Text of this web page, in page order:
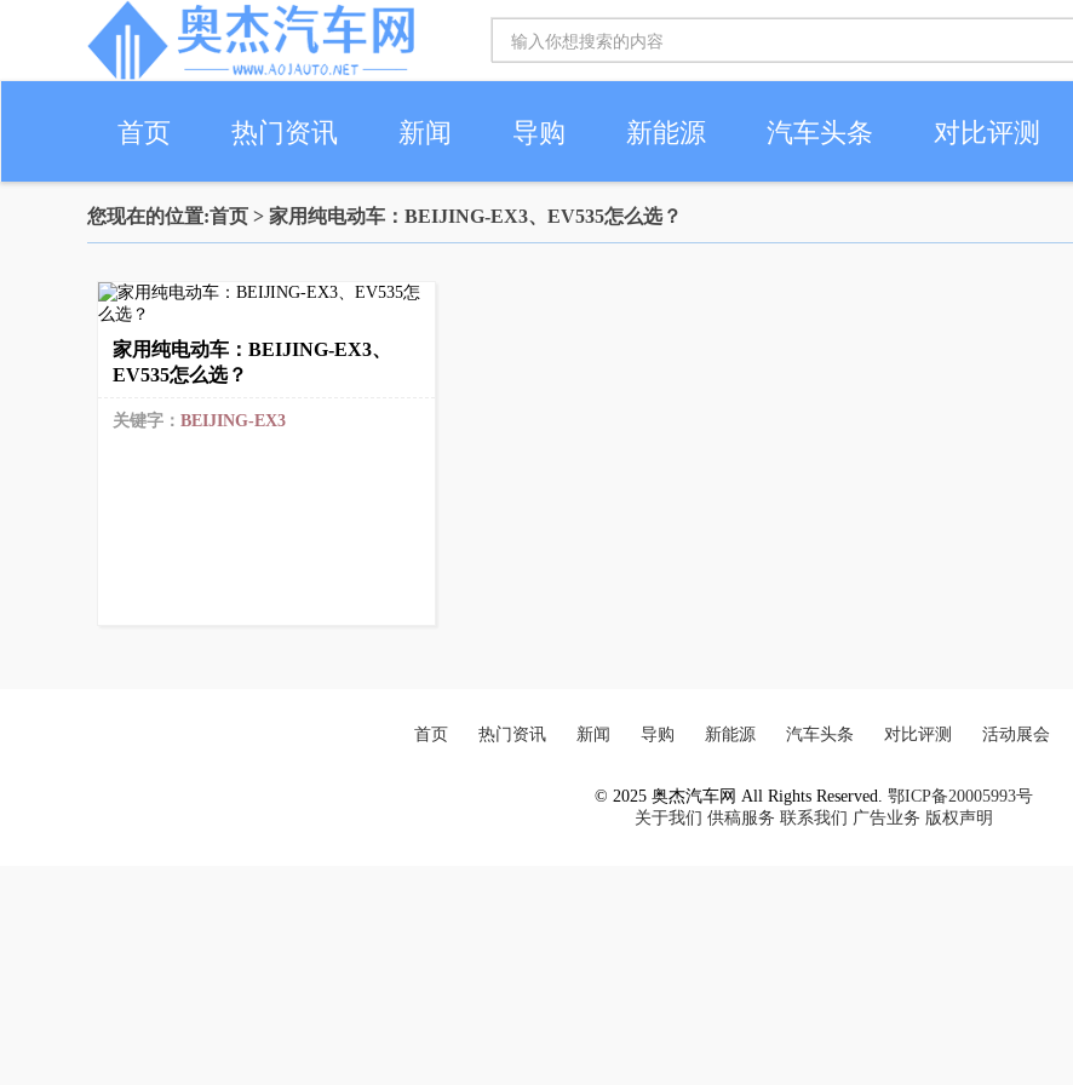
首页 热门资讯 新闻 导购 新能源 汽车头条 对比评测
您现在的位置:首页 > 家用纯电动车：BEIJING-EX3、EV535怎么选？
家用纯电动车：BEIJING-EX3、
EV535怎么选？
关键字： BEIJING-EX3
首页 热门资讯 新闻 导购 新能源 汽车头条 对比评测 活动展会
© 2025 奥杰汽车网 All Rights Reserved. 鄂ICP备20005993号
关于我们 供稿服务 联系我们 广告业务 版权声明